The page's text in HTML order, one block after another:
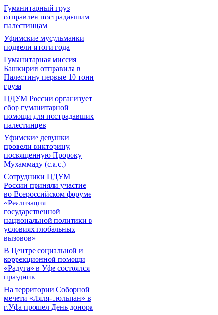
Гуманитарный груз
отправлен пострадавшим
палестинцам
Уфимские мусульманки
подвели итоги года
Гуманитарная миссия
Башкирии отправила в
Палестину первые 10 тонн
груза
ЦДУМ России организует
сбор гуманитарной
помощи для пострадавших
палестинцев
Уфимские девушки
провели викторину,
посвященную Пророку
Мухаммаду (с.а.с.)
Сотрудники ЦДУМ
России приняли участие
во Всероссийском форуме
«Реализация
государственной
национальной политики в
условиях глобальных
вызовов»
В Центре социальной и
коррекционной помощи
«Радуга» в Уфе состоялся
праздник
На территории Соборной
мечети «Ляля-Тюльпан» в
г.Уфа прошел День донора